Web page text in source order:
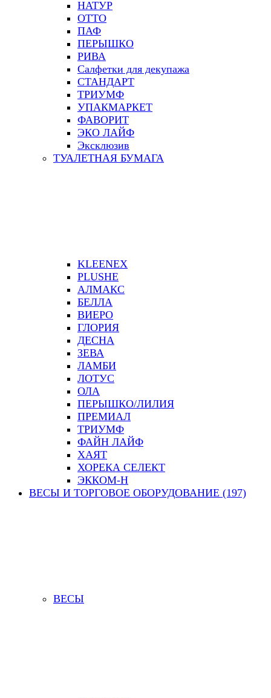
НАТУР
ОТТО
ПАФ
ПЕРЫШКО
РИВА
Салфетки для декупажа
СТАНДАРТ
ТРИУМФ
УПАКМАРКЕТ
ФАВОРИТ
ЭКО ЛАЙФ
Эксклюзив
ТУАЛЕТНАЯ БУМАГА
KLEENEX
PLUSHE
АЛМАКС
БЕЛЛА
ВИЕРО
ГЛОРИЯ
ДЕСНА
ЗЕВА
ЛАМБИ
ЛОТУС
ОЛА
ПЕРЫШКО/ЛИЛИЯ
ПРЕМИАЛ
ТРИУМФ
ФАЙН ЛАЙФ
ХАЯТ
ХОРЕКА СЕЛЕКТ
ЭККОМ-Н
ВЕСЫ И ТОРГОВОЕ ОБОРУДОВАНИЕ (197)
ВЕСЫ